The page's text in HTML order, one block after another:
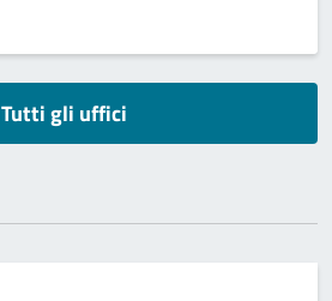
Tutti gli uffici